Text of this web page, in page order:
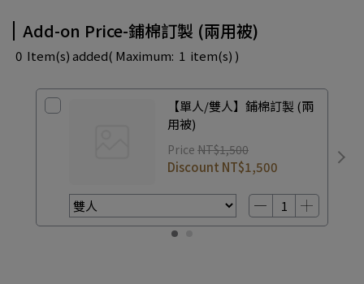
Add-on Price-鋪棉訂製 (兩用被)
0 Item(s) added( Maximum: 1 item(s) )
【單人/雙人】鋪棉訂製 (兩
用被)
Price NT$1,500
Discount NT$1,500